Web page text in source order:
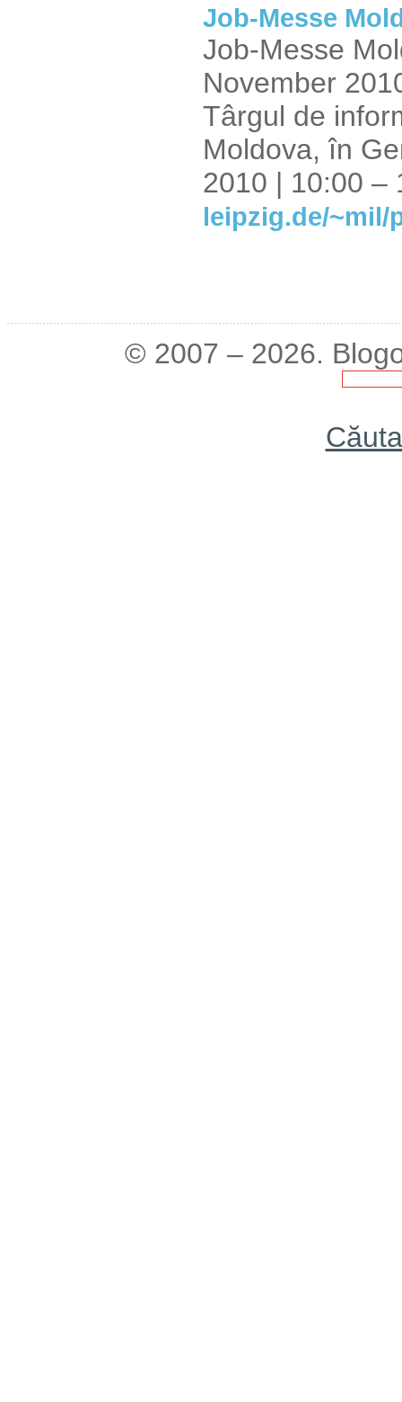
Job-Messe
Job-Messe
November
Târgul de
Moldova, în
2010 | 10:00 –
leipzig.de/~mil/
© 2007 – 2026.